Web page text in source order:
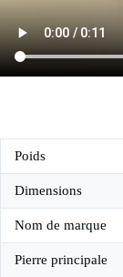
Poids
Dimensions
Nom de marque
Pierre principale